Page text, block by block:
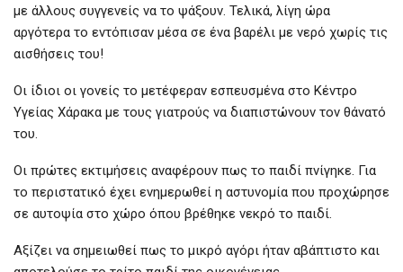
με άλλους συγγενείς να το ψάξουν. Τελικά, λίγη ώρα
αργότερα το εντόπισαν μέσα σε ένα βαρέλι με νερό χωρίς τις
αισθήσεις του!
Οι ίδιοι οι γονείς το μετέφεραν εσπευσμένα στο Κέντρο
Υγείας Χάρακα με τους γιατρούς να διαπιστώνουν τον θάνατό
του.
Οι πρώτες εκτιμήσεις αναφέρουν πως το παιδί πνίγηκε. Για
το περιστατικό έχει ενημερωθεί η αστυνομία που προχώρησε
σε αυτοψία στο χώρο όπου βρέθηκε νεκρό το παιδί.
Αξίζει να σημειωθεί πως το μικρό αγόρι ήταν αβάπτιστο και